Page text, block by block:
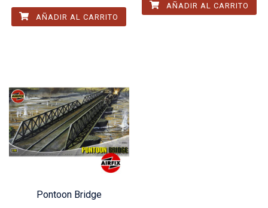
AÑADIR AL CARRITO
AÑADIR AL CARRITO
Pontoon Bridge